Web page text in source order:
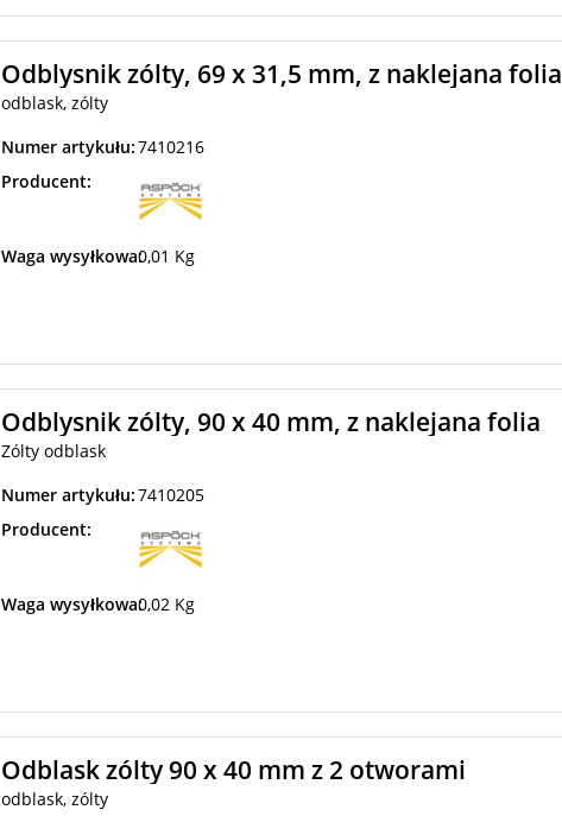
Odblysnik zólty, 69 x 31,5 mm, z naklejana folia
odblask, zólty
Numer artykułu:7410216
Producent:
Waga wysyłkowa:0,01 Kg
Odblysnik zólty, 90 x 40 mm, z naklejana folia
Zólty odblask
Numer artykułu:7410205
Producent:
Waga wysyłkowa:0,02 Kg
Odblask zólty 90 x 40 mm z 2 otworami
odblask, zólty